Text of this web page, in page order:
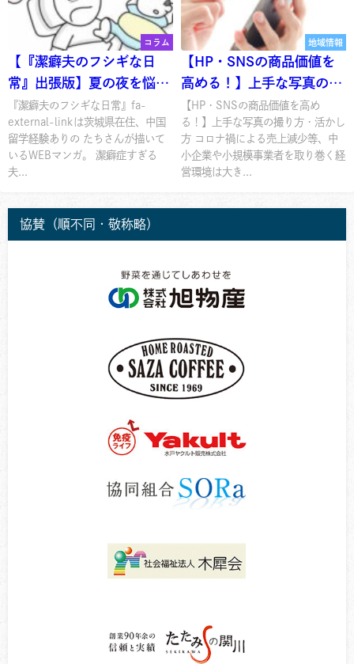
コラム
【『潔癖夫のフシギな日
常』出張版】夏の夜を悩ま
す蚊との攻防
『潔癖夫のフシギな日常』fa-
external-linkは茨城県在住、中国
留学経験ありの たちさんが描いて
いるWEBマンガ。 潔癖症すぎる
夫...
地域情報
【HP・SNSの商品価値を
高める！】上手な写真の撮
り方・活かし方
【HP・SNSの商品価値を高め
る！】上手な写真の撮り方・活かし
方 コロナ禍による売上減少等、中
小企業や小規模事業者を取り巻く経
営環境は大き...
協賛（順不同・敬称略）